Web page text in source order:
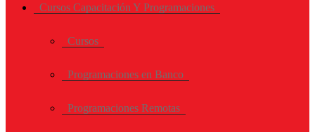
Cursos Capacitación Y Programaciones
Cursos
Programaciones en Banco
Programaciones Remotas